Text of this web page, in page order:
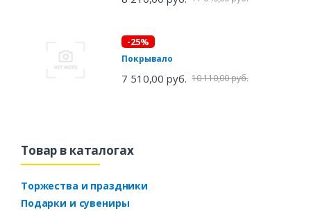
-25%
Покрывало
7 510,00 руб. 10 110,00 руб.
Товар в каталогах
Торжества и праздники
Подарки и сувениры